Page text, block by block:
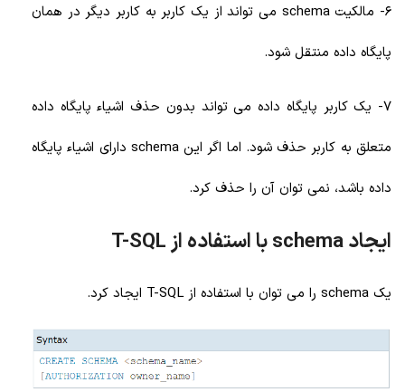
6- مالکیت schema می تواند از یک کاربر به کاربر دیگر در همان
پایگاه داده منتقل شود.
7- یک کاربر پایگاه داده می تواند بدون حذف اشیاء پایگاه داده
متعلق به کاربر حذف شود. اما اگر این schema دارای اشیاء پایگاه
داده باشد، نمی توان آن را حذف کرد.
ایجاد schema با استفاده از T-SQL
یک schema را می توان با استفاده از T-SQL ایجاد کرد.